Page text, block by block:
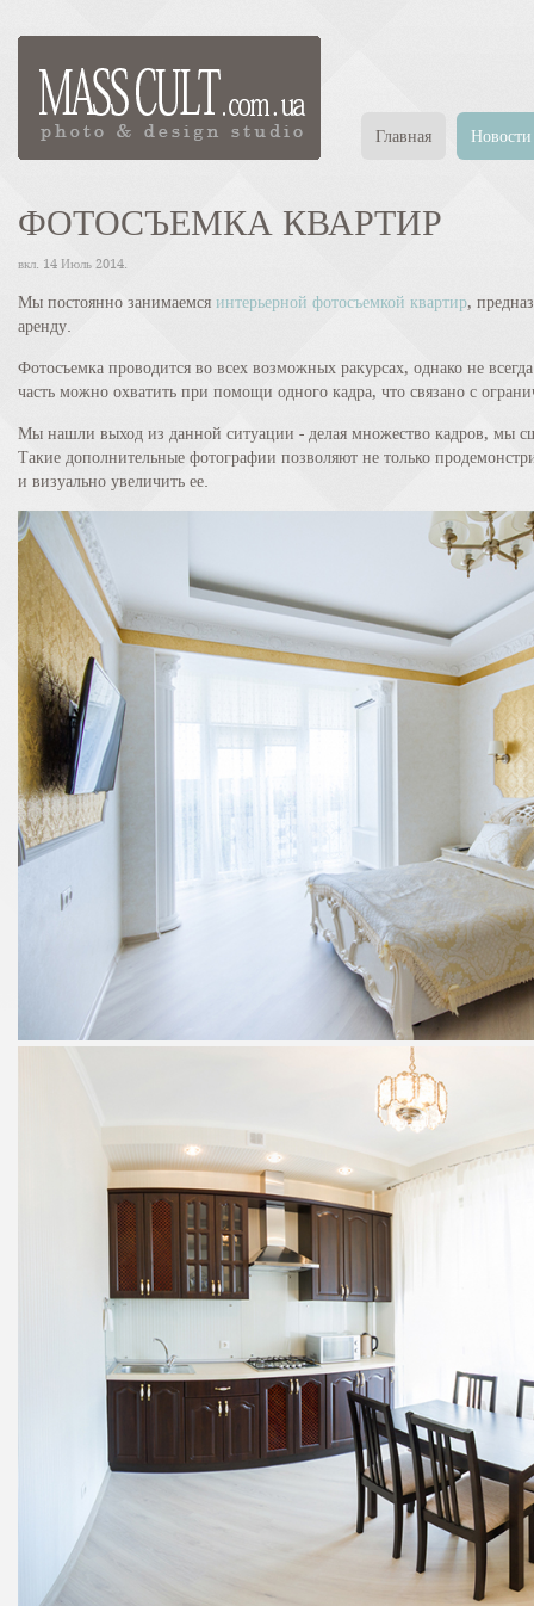
Главная Новости
ФОТОСЪЕМКА КВАРТИР
вкл. 14 Июль 2014.
Мы постоянно занимаемся интерьерной фотосъемкой квартир,
аренду.
Фотосъемка проводится во всех возможных ракурсах, однако не
часть можно охватить при помощи одного кадра, что связано с
Мы нашли выход из данной ситуации - делая множество кадров, мы
Такие дополнительные фотографии позволяют не только
и визуально увеличить ее.